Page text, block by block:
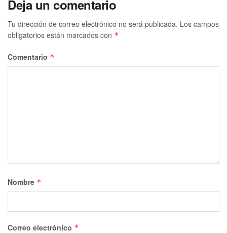
Deja un comentario
Tu dirección de correo electrónico no será publicada. Los campos
obligatorios están marcados con *
Comentario *
Nombre *
Correo electrónico *